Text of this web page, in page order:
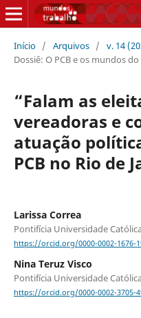
Início / Arquivos / v. 14
Dossiê: O PCB e os mundos
“Falam as
vereadoras e
atuação
PCB no Rio de
Larissa Correa
Pontifícia Universidade
https://orcid.org/0000-0002-1676-
Nina Teruz Visco
Pontifícia Universidade
https://orcid.org/0000-0002-3705-